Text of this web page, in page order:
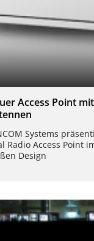
Access Point
Systems
Radio Access Point
Design